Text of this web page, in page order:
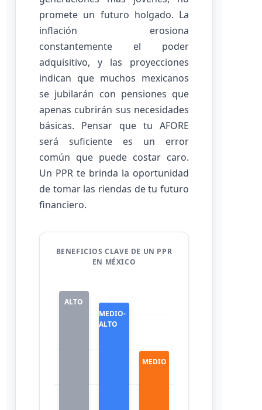
promete un futuro holgado. La
inflación erosiona
constantemente el poder
adquisitivo, y las proyecciones
indican que muchos mexicanos
se jubilarán con pensiones que
apenas cubrirán sus necesidades
básicas. Pensar que tu AFORE
será suficiente es un error
común que puede costar caro.
Un PPR te brinda la oportunidad
de tomar las riendas de tu futuro
financiero.
BENEFICIOS CLAVE DE UN PPR
EN MÉXICO
ALTO
MEDIO-
ALTO
MEDIO